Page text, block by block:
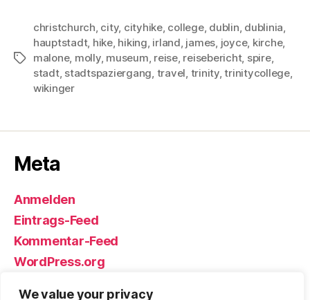
We value your privacy
Schlagwörter
christchurch, city, cityhike, college, dublin, dublinia,
hauptstadt, hike, hiking, irland, james, joyce, kirche,
malone, molly, museum, reise, reisebericht, spire,
stadt, stadtspaziergang, travel, trinity,trinitycollege,
wikinger
Meta
Anmelden
Eintrags-Feed
Kommentar-Feed
WordPress.org